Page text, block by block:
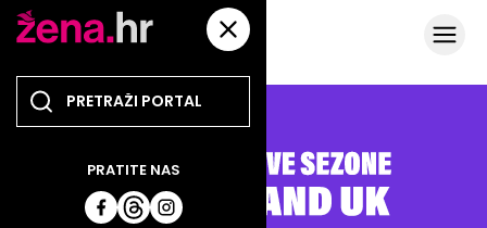
PRATITE NAS